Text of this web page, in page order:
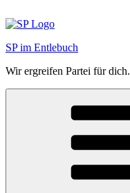
Inhalt
SP im Entlebuch
Wir ergreifen Partei für dich.